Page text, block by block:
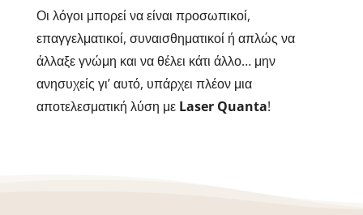
Οι λόγοι μπορεί να είναι προσωπικοί,
επαγγελματικοί, συναισθηματικοί ή απλώς να
άλλαξε γνώμη και να θέλει κάτι άλλο… μην
ανησυχείς γι’ αυτό, υπάρχει πλέον μια
αποτελεσματική λύση με Laser Quanta!